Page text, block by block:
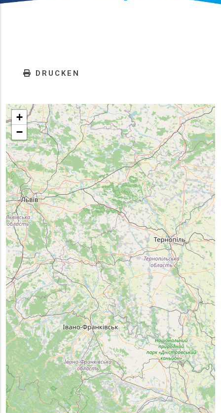
DRUCKEN
+
−